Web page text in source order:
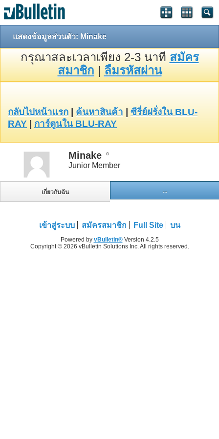
แสดงข้อมูลส่วนตัว: Minake
กรุณาสละเวลาเพียง 2-3 นาที สมัคร
สมาชิก | ลืมรหัสผ่าน
กลับไปหน้าแรก ค้นหาสินค้า
ซีรี่ย์ฝรั่งใน BLU-
RAY
การ์ตูนใน BLU-RAY
Minake
Junior Member
เกี่ยวกับฉัน ...
เข้าสู่ระบบ สมัครสมาชิก Full Site บน
Powered by vBulletin®Version 4.2.5
Copyright © 2026 vBulletin Solutions Inc. All rights reserved.